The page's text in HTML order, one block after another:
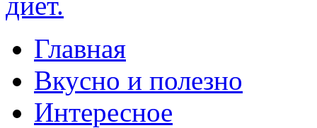
Главная
Вкусно и полезно
Интересное